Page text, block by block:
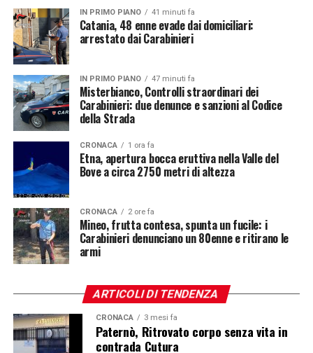
IN PRIMO PIANO 41 minuti fa
Catania, 48 enne evade dai domiciliari:
arrestato dai Carabinieri
IN PRIMO PIANO 47 minuti fa
Misterbianco, Controlli straordinari dei
Carabinieri: due denunce e sanzioni al Codice
della Strada
CRONACA 1 ora fa
Etna, apertura bocca eruttiva nella Valle del
Bove a circa 2750 metri di altezza
CRONACA 2 ore fa
Mineo, frutta contesa, spunta un fucile: i
Carabinieri denunciano un 80enne e ritirano le
armi
ARTICOLI DI TENDENZA
CRONACA 3 mesi fa
Paternò, Ritrovato corpo senza vita in
contrada Cutura